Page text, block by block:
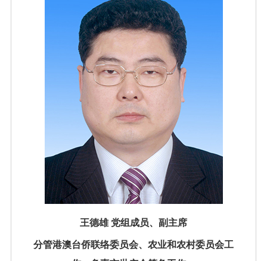
王德雄 党组成员、副主席
分管港澳台侨联络委员会、农业和农村委员会工